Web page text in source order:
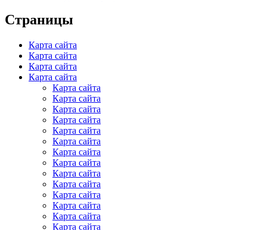
Страницы
Карта сайта
Карта сайта
Карта сайта
Карта сайта
Карта сайта
Карта сайта
Карта сайта
Карта сайта
Карта сайта
Карта сайта
Карта сайта
Карта сайта
Карта сайта
Карта сайта
Карта сайта
Карта сайта
Карта сайта
Карта сайта